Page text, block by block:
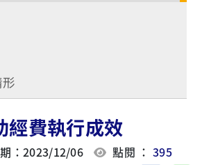
經費執行成效
：2023/12/06 點閱 ：395